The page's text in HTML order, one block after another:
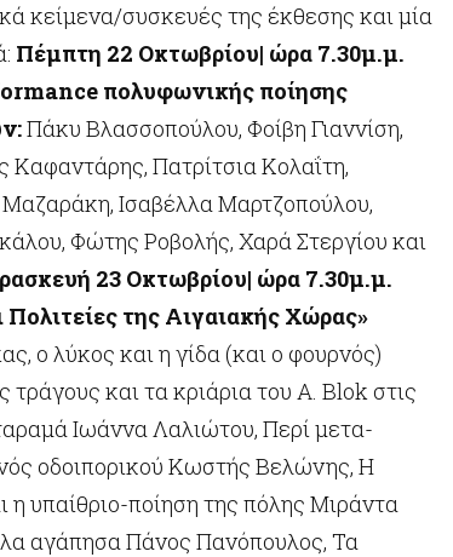
κείμενα/συσκευές της έκθεσης και μία
Πέμπτη 22 Οκτωβρίου| ώρα 7.30μ.μ.
πολυφωνικής ποίησης
Πάκυ Βλασσοπούλου, Φοίβη Γιαννίση,
Πατρίτσια Κολαΐτη,
Ισαβέλλα Μαρτζοπούλου,
Φώτης Ροβολής, Χαρά Στεργίου και
23 Οκτωβρίου| ώρα 7.30μ.μ.
Πολιτείες της Αιγαιακής Χώρας»
ο λύκος και η γίδα (και ο φουρνός)
και τα κριάρια του Α. Blok στις
Ιωάννα Λαλιώτου, Περί μετα-
οδοιπορικού Κωστής Βελώνης, H
η υπαίθριο-ποίηση της πόλης Μιράντα
αγάπησα Πάνος Πανόπουλος, Τα